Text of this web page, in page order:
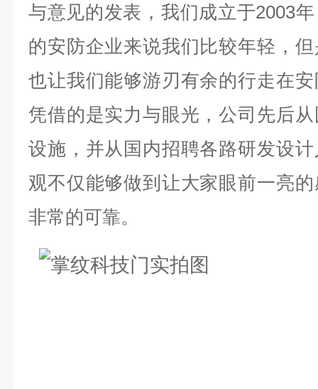
与意见的发表，我们成立于2003
的安防企业来说我们比较年轻，
也让我们能够游刃有余的行走在
凭借的是实力与眼光，公司先后
设施，并从国内招聘各路研发设
观不仅能够做到让大家眼前一亮
非常的可靠。